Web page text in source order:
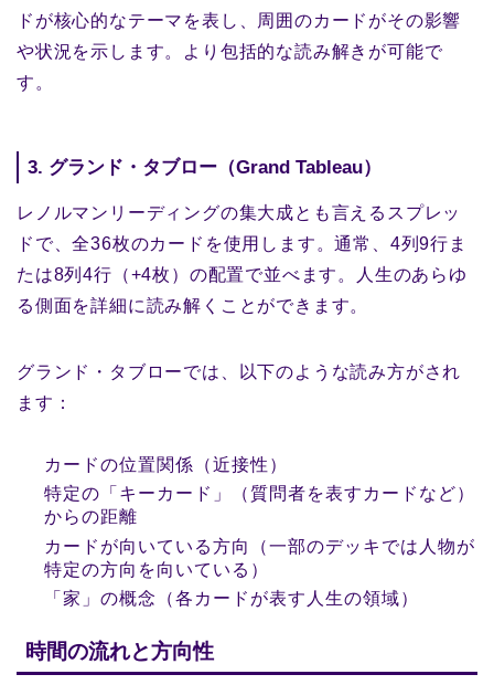
ドが核心的なテーマを表し、周囲のカードがその影響
や状況を示します。より包括的な読み解きが可能で
す。
3. グランド・タブロー（Grand Tableau）
レノルマンリーディングの集大成とも言えるスプレッ
ドで、全36枚のカードを使用します。通常、4列9行ま
たは8列4行（+4枚）の配置で並べます。人生のあらゆ
る側面を詳細に読み解くことができます。
グランド・タブローでは、以下のような読み方がされ
ます：
カードの位置関係（近接性）
特定の「キーカード」（質問者を表すカードなど）
からの距離
カードが向いている方向（一部のデッキでは人物が
特定の方向を向いている）
「家」の概念（各カードが表す人生の領域）
時間の流れと方向性